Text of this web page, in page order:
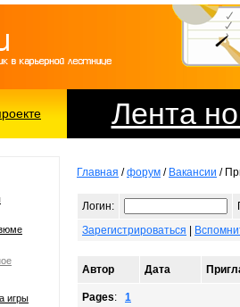
Лента
игры
Главная /форум / Вакансии /
Логин:
Зарегистрироваться
Автор Дата
Pages: 1